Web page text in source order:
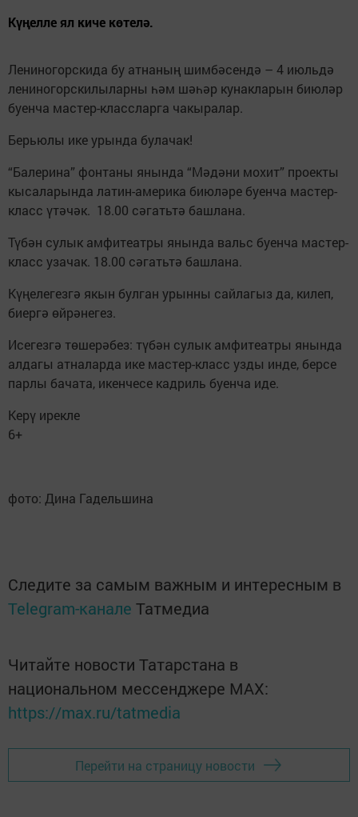
Күңелле ял киче көтелә.
Лениногорскида бу атнаның шимбәсендә – 4 июльдә
лениногорскилыларны һәм шәһәр кунакларын биюләр
буенча мастер-классларга чакыралар.
Берьюлы ике урында булачак!
“Балерина” фонтаны янында “Мәдәни мохит” проекты
кысаларында латин-америка биюләре буенча мастер-
класс үтәчәк. 18.00 сәгатьтә башлана.
Түбән сулык амфитеатры янында вальс буенча мастер-
класс узачак. 18.00 сәгатьтә башлана.
Күңелегезгә якын булган урынны сайлагыз да, килеп,
биергә өйрәнегез.
Исегезгә төшерәбез: түбән сулык амфитеатры янында
алдагы атналарда ике мастер-класс узды инде, берсе
парлы бачата, икенчесе кадриль буенча иде.
Керү ирекле
6+
фото: Дина Гадельшина
Следите за самым важным и интересным в
Telegram-канале Татмедиа
Читайте новости Татарстана в
национальном мессенджере MАХ:
https://max.ru/tatmedia
Перейти на страницу новости